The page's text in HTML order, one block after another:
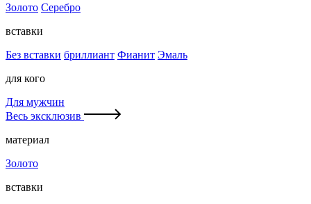
Золото Серебро
вставки
Без вставки бриллиант Фианит Эмаль
для кого
Для мужчин
Весь эксклюзив
материал
Золото
вставки